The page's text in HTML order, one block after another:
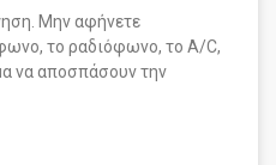
Μην αφήνετε
το ραδιόφωνο, το A/C,
να αποσπάσουν την